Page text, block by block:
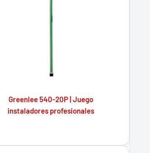
Greenlee 540-20P | Juego
instaladores profesionales